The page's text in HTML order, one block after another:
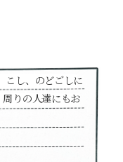
こし、のどごしに
りの人達にもお